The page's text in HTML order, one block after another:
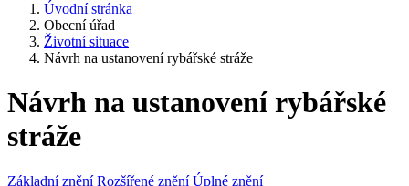
Úvodní stránka
Obecní úřad
Životní situace
Návrh na ustanovení rybářské stráže
Návrh na ustanovení rybářské
stráže
Základní znění Rozšířené znění Úplné znění